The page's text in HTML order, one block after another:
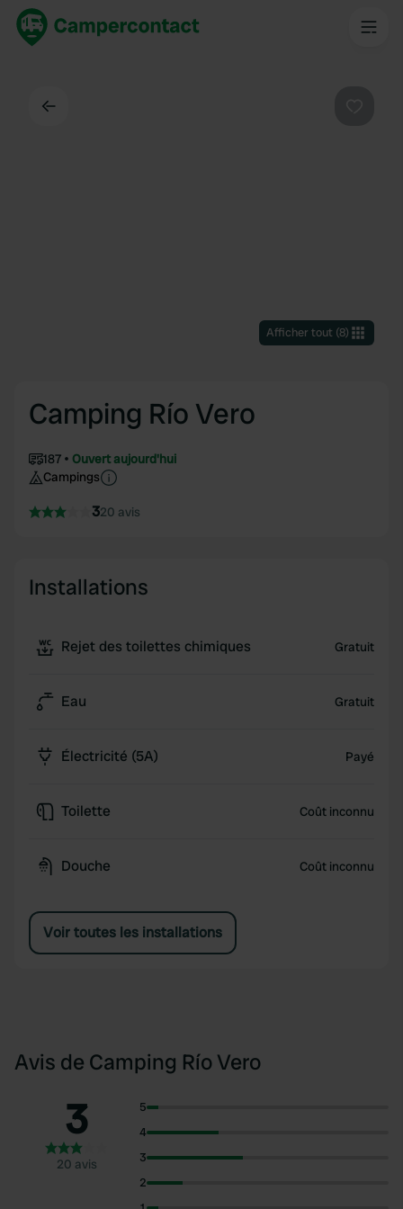
Afficher tout(8)
Camping Río Vero
187
Ouvert aujourd'hui
Campings
320 avis
Installations
Rejet des toilettes chimiques Gratuit
Eau Gratuit
Électricité (5A) Payé
Toilette Coût inconnu
Douche Coût inconnu
Voir toutes les installations
Avis de Camping Río Vero
3
20 avis
5
4
3
2